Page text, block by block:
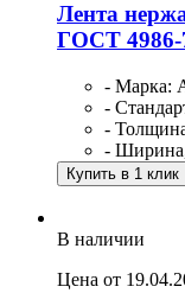
Лента
ГОСТ 4986-
- Марка:
-
-
-
Купить в 1 клик
В наличии
Цена от